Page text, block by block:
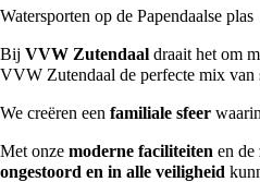
Watersporten op de Papendaalse plas
Bij VVW Zutendaal draait het om
VVW Zutendaal de perfecte mix van
We creëren een familiale sfeer
Met onze moderne faciliteiten en
ongestoord en in alle veiligheid